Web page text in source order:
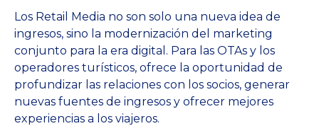
Los Retail Media no son solo una nueva idea de
ingresos, sino la modernización del marketing
conjunto para la era digital. Para las OTAs y los
operadores turísticos, ofrece la oportunidad de
profundizar las relaciones con los socios, generar
nuevas fuentes de ingresos y ofrecer mejores
experiencias a los viajeros.